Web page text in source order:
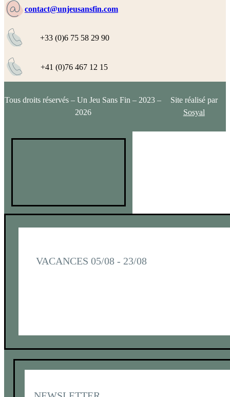
contact@unjeusansfin.com
+33 (0)6 75 58 29 90
+41 (0)76 467 12 15
Tous droits réservés – Un Jeu Sans Fin – 2023 –
2026
Site réalisé par
Sosyal
VACANCES 05/08 - 23/08